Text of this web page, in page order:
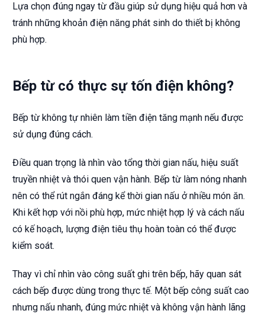
Lựa chọn đúng ngay từ đầu giúp sử dụng hiệu quả hơn và
tránh những khoản điện năng phát sinh do thiết bị không
phù hợp.
Bếp từ có thực sự tốn điện không?
Bếp từ không tự nhiên làm tiền điện tăng mạnh nếu được
sử dụng đúng cách.
Điều quan trọng là nhìn vào tổng thời gian nấu, hiệu suất
truyền nhiệt và thói quen vận hành. Bếp từ làm nóng nhanh
nên có thể rút ngắn đáng kể thời gian nấu ở nhiều món ăn.
Khi kết hợp với nồi phù hợp, mức nhiệt hợp lý và cách nấu
có kế hoạch, lượng điện tiêu thụ hoàn toàn có thể được
kiểm soát.
Thay vì chỉ nhìn vào công suất ghi trên bếp, hãy quan sát
cách bếp được dùng trong thực tế. Một bếp công suất cao
nhưng nấu nhanh, đúng mức nhiệt và không vận hành lãng